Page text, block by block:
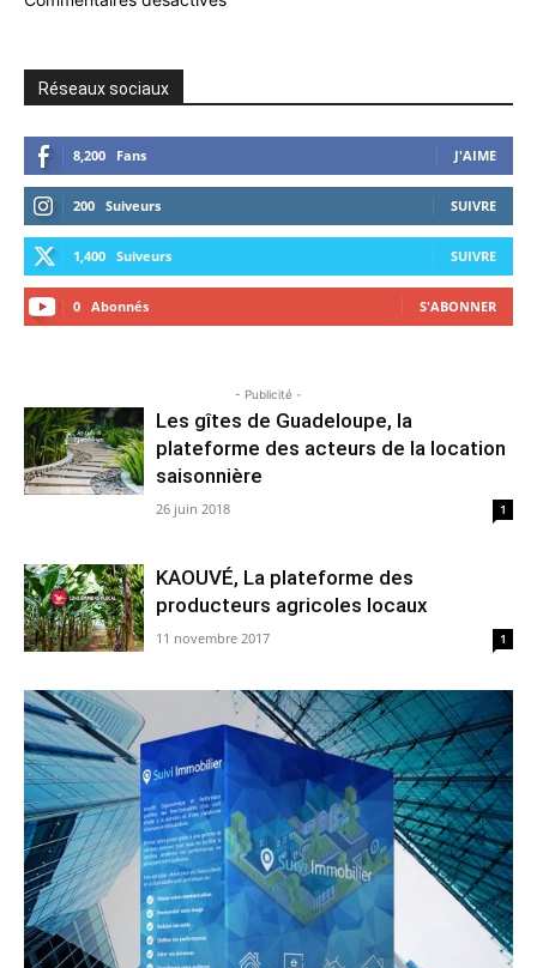
Réseaux sociaux
8,200 Fans J'AIME
200 Suiveurs SUIVRE
1,400 Suiveurs SUIVRE
0 Abonnés S'ABONNER
- Publicité -
Les gîtes de Guadeloupe, la
plateforme des acteurs de la location
saisonnière
26 juin 2018 1
KAOUVÉ, La plateforme des
producteurs agricoles locaux
11 novembre 2017 1